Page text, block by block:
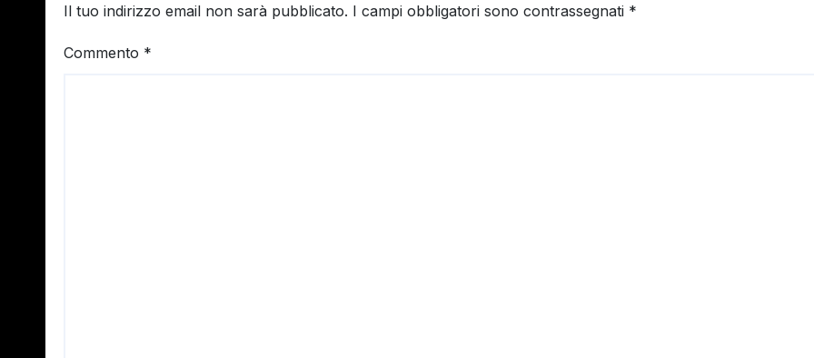
Il tuo indirizzo email non sarà pubblicato. I campi obbligatori sono contrassegnati *
Commento *